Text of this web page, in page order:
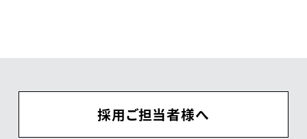
採用ご担当者様へ